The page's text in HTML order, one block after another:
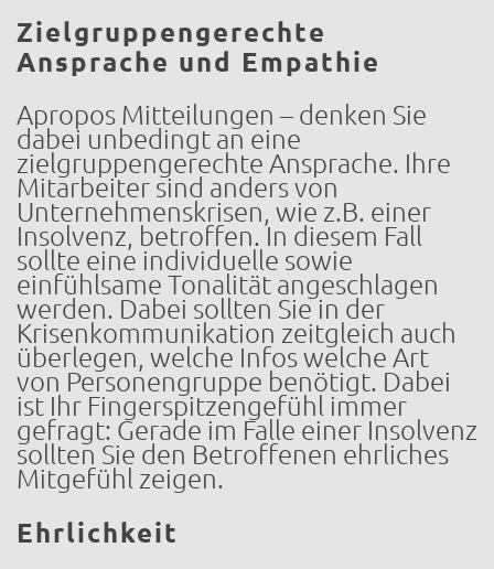
Zielgruppengerechte
Ansprache und Empathie
Apropos Mitteilungen – denken Sie
dabei unbedingt an eine
zielgruppengerechte Ansprache. Ihre
Mitarbeiter sind anders von
Unternehmenskrisen, wie z.B. einer
Insolvenz, betroffen. In diesem Fall
sollte eine individuelle sowie
einfühlsame Tonalität angeschlagen
werden. Dabei sollten Sie in der
Krisenkommunikation zeitgleich auch
überlegen, welche Infos welche Art
von Personengruppe benötigt. Dabei
ist Ihr Fingerspitzengefühl immer
gefragt: Gerade im Falle einer Insolvenz
sollten Sie den Betroffenen ehrliches
Mitgefühl zeigen.
Ehrlichkeit